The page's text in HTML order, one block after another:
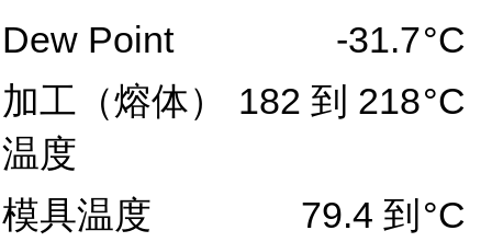
Dew Point
-31.7°C
加工（熔体）
温度
182 到 218°C
模具温度
79.4 到 °C